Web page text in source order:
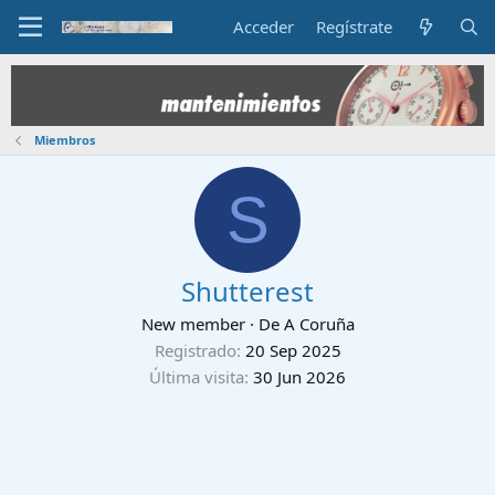
Acceder Regístrate
Miembros
S
Shutterest
New member · De A Coruña
Registrado 20 Sep 2025
Última visita 30 Jun 2026